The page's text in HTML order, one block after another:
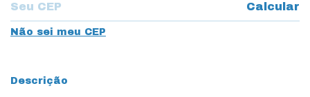
Calcular
Não sei meu CEP
Descrição